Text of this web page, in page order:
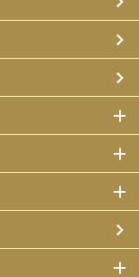
お願い
ことがありま
絡その他、採
ビスの手配及び
要な範囲内、ま